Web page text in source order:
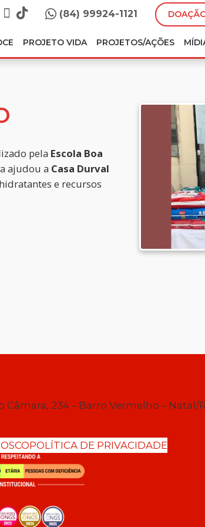
(84) 99924-1121
PROJETO VIDA PROJETOS/AÇÕES
pela Escola Boa
ajudou a Casa Durval
e recursos
234 – Barro Vermelho – Natal/
POLÍTICA DE PRIVACIDADE